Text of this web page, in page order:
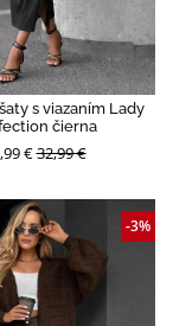
s viazaním Lady
čierna
€32,99 €
-3%